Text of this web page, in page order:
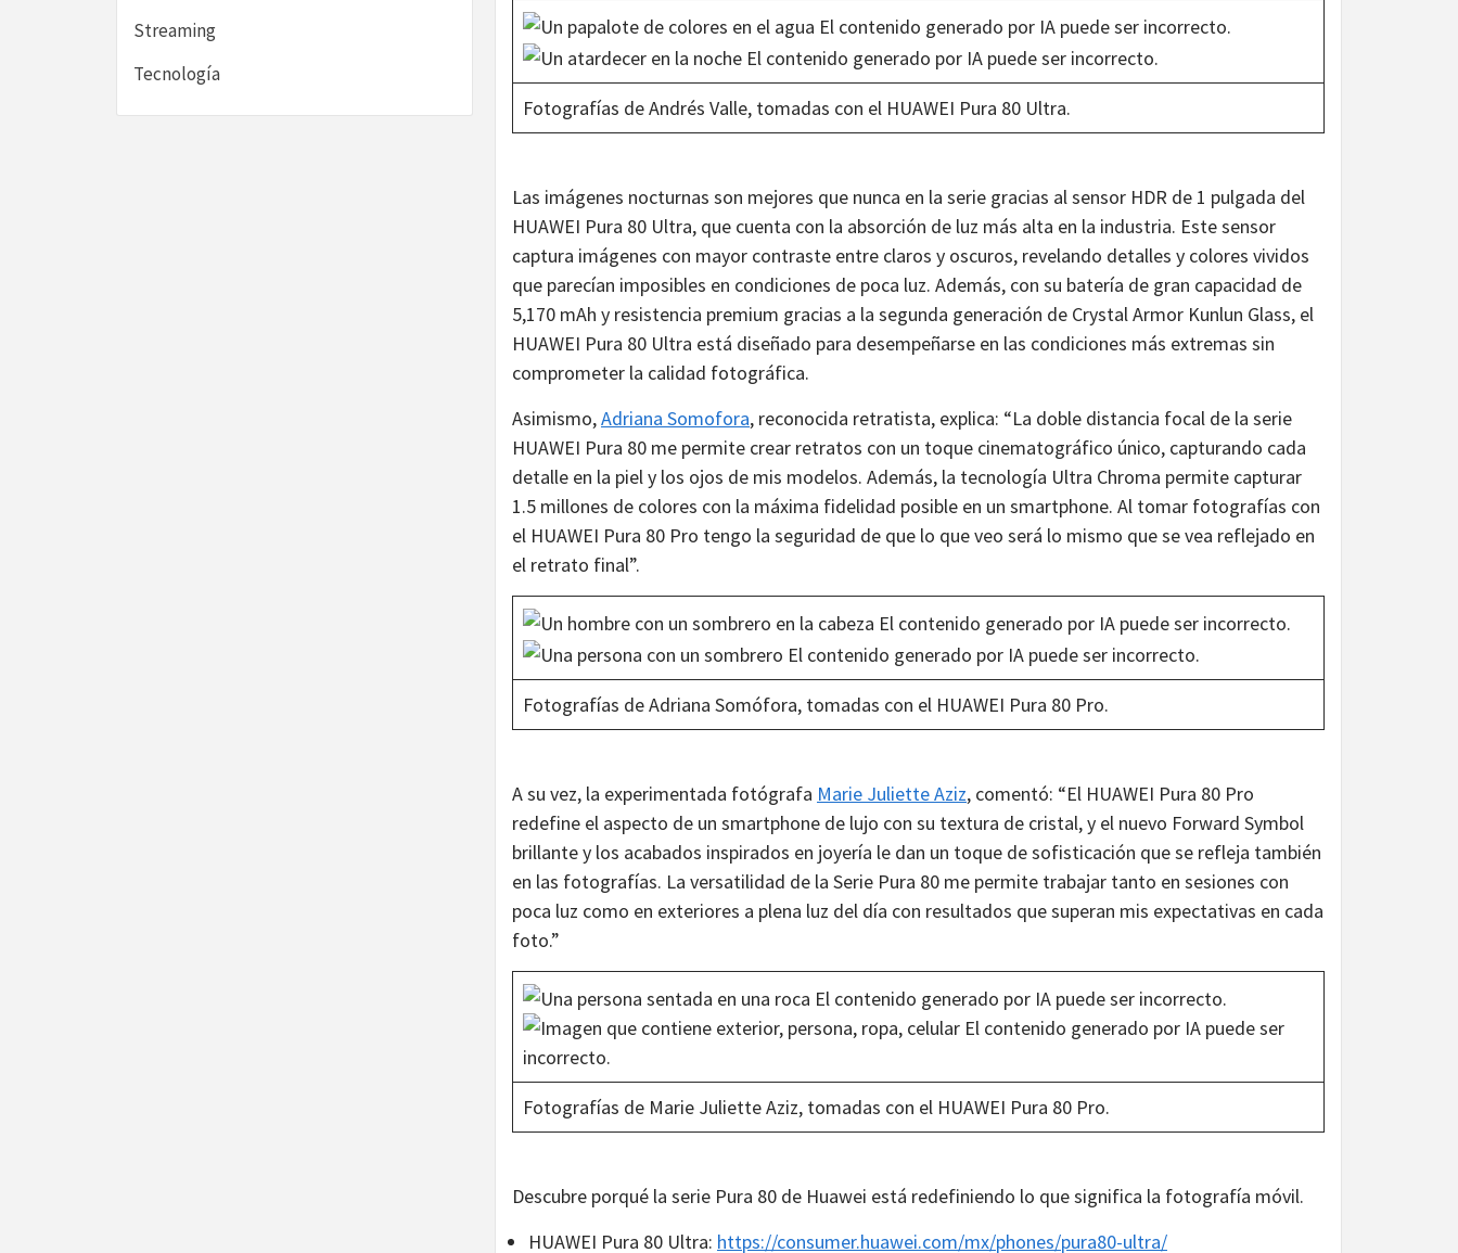
Fotografías de Andrés Valle, tomadas con el HUAWEI Pura 80 Ultra.
Las imágenes nocturnas son mejores que nunca en la serie gracias al sensor HDR de 1 pulgada del
HUAWEI Pura 80 Ultra, que cuenta con la absorción de luz más alta en la industria. Este sensor
captura imágenes con mayor contraste entre claros y oscuros, revelando detalles y colores vividos
que parecían imposibles en condiciones de poca luz. Además, con su batería de gran capacidad de
5,170 mAh y resistencia premium gracias a la segunda generación de Crystal Armor Kunlun Glass, el
HUAWEI Pura 80 Ultra está diseñado para desempeñarse en las condiciones más extremas sin
comprometer la calidad fotográfica.
Asimismo,Adriana Somofora, reconocida retratista, explica: “La doble distancia focal de la serie
HUAWEI Pura 80 me permite crear retratos con un toque cinematográfico único, capturando cada
detalle en la piel y los ojos de mis modelos. Además, la tecnología Ultra Chroma permite capturar
1.5 millones de colores con la máxima fidelidad posible en un smartphone. Al tomar fotografías con
el HUAWEI Pura 80 Pro tengo la seguridad de que lo que veo será lo mismo que se vea reflejado en
el retrato final”.
Fotografías de Adriana Somófora, tomadas con el HUAWEI Pura 80 Pro.
A su vez, la experimentada fotógrafa Marie Juliette Aziz, comentó: “El HUAWEI Pura 80 Pro
redefine el aspecto de un smartphone de lujo con su textura de cristal, y el nuevo Forward Symbol
brillante y los acabados inspirados en joyería le dan un toque de sofisticación que se refleja también
en las fotografías. La versatilidad de la Serie Pura 80 me permite trabajar tanto en sesiones con
poca luz como en exteriores a plena luz del día con resultados que superan mis expectativas en cada
foto.”
Fotografías de Marie Juliette Aziz, tomadas con el HUAWEI Pura 80 Pro.
Descubre porqué la serie Pura 80 de Huawei está redefiniendo lo que significa la fotografía móvil.
HUAWEI Pura 80 Ultra: https://consumer.huawei.com/mx/phones/pura80-ultra/
Streaming
Tecnología